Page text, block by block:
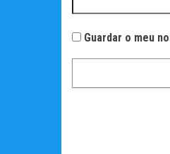
Guardar o meu